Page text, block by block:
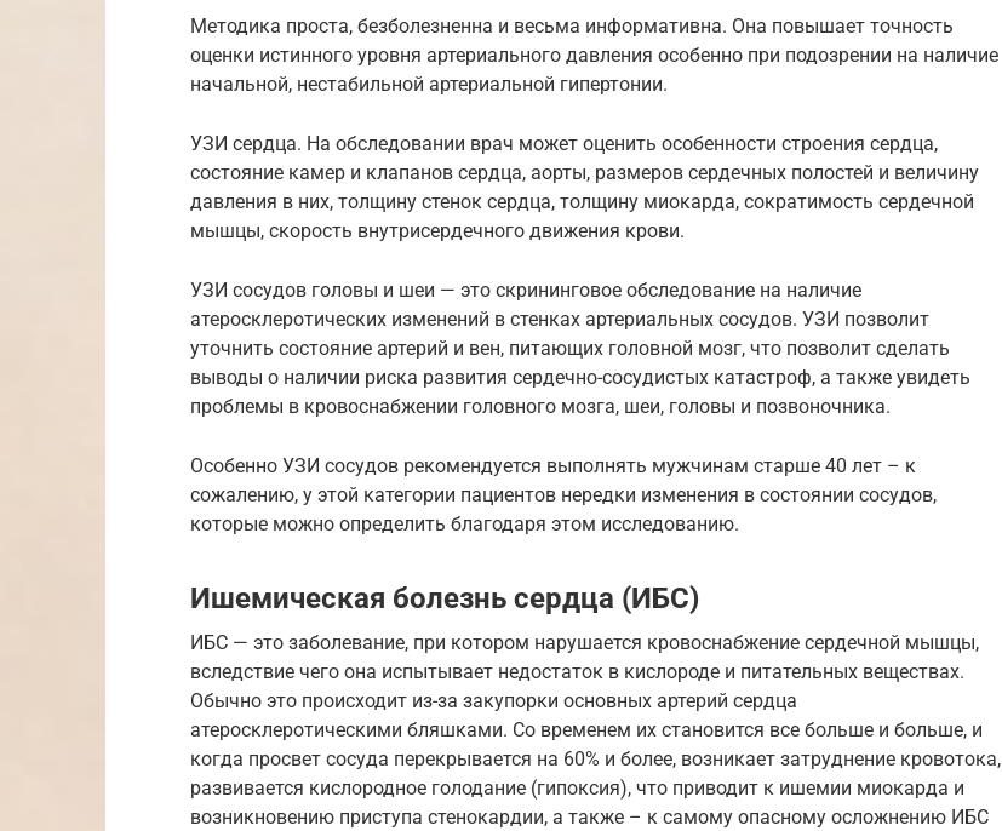
Методика проста, безболезненна и весьма информативна. Она повышает точность
оценки истинного уровня артериального давления особенно при подозрении на наличие
начальной, нестабильной артериальной гипертонии.
УЗИ сердца. На обследовании врач может оценить особенности строения сердца,
состояние камер и клапанов сердца, аорты, размеров сердечных полостей и величину
давления в них, толщину стенок сердца, толщину миокарда, сократимость сердечной
мышцы, скорость внутрисердечного движения крови.
УЗИ сосудов головы и шеи — это скрининговое обследование на наличие
атеросклеротических изменений в стенках артериальных сосудов. УЗИ позволит
уточнить состояние артерий и вен, питающих головной мозг, что позволит сделать
выводы о наличии риска развития сердечно-сосудистых катастроф, а также увидеть
проблемы в кровоснабжении головного мозга, шеи, головы и позвоночника.
Особенно УЗИ сосудов рекомендуется выполнять мужчинам старше 40 лет – к
сожалению, у этой категории пациентов нередки изменения в состоянии сосудов,
которые можно определить благодаря этом исследованию.
Ишемическая болезнь сердца (ИБС)
ИБС — это заболевание, при котором нарушается кровоснабжение сердечной мышцы,
вследствие чего она испытывает недостаток в кислороде и питательных веществах.
Обычно это происходит из-за закупорки основных артерий сердца
атеросклеротическими бляшками. Со временем их становится все больше и больше, и
когда просвет сосуда перекрывается на 60% и более, возникает затруднение кровотока,
развивается кислородное голодание (гипоксия), что приводит к ишемии миокарда и
возникновению приступа стенокардии, а также – к самому опасному осложнению ИБС